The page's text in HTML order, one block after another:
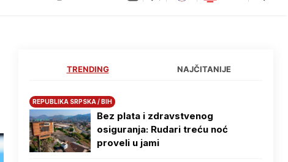
TRENDING NAJČITANIJE
REPUBLIKA SRPSKA / BIH
Bez plata i zdravstvenog
osiguranja: Rudari treću noć
proveli u jami